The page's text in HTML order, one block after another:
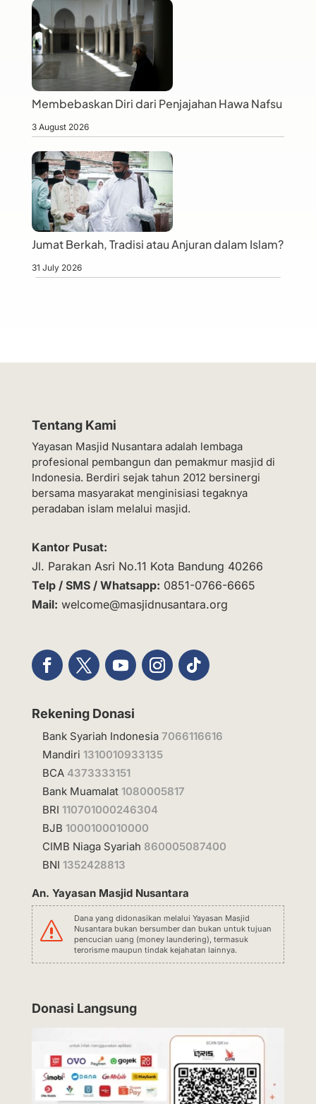
Membebaskan Diri dari Penjajahan Hawa Nafsu
3 August 2026
Jumat Berkah, Tradisi atau Anjuran dalam Islam?
31 July 2026
Tentang Kami
Yayasan Masjid Nusantara adalah lembaga
profesional pembangun dan pemakmur masjid di
Indonesia. Berdiri sejak tahun 2012 bersinergi
bersama masyarakat menginisiasi tegaknya
peradaban islam melalui masjid.
Kantor Pusat:
Jl. Parakan Asri No.11 Kota Bandung 40266
Telp / SMS / Whatsapp: 0851-0766-6665
Mail: welcome@masjidnusantara.org
Rekening Donasi
Bank Syariah Indonesia 7066116616
Mandiri 1310010933135
BCA 4373333151
Bank Muamalat 1080005817
BRI 110701000246304
BJB 1000100010000
CIMB Niaga Syariah 860005087400
BNI 1352428813
An. Yayasan Masjid Nusantara
s
Dana yang didonasikan melalui Yayasan Masjid
Nusantara bukan bersumber dan bukan untuk tujuan
pencucian uang (money laundering), termasuk
terorisme maupun tindak kejahatan lainnya.
Donasi Langsung